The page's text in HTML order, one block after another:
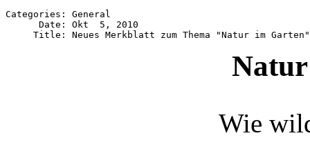
Categories: General
      Date: Okt  5, 2010
Wie